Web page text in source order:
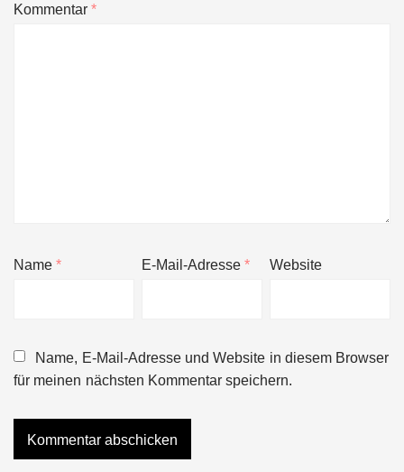
Kommentar*
Name* E-Mail-Adresse* Website
Name, E-Mail-Adresse und Website in diesem Browser
für meinen nächsten Kommentar speichern.